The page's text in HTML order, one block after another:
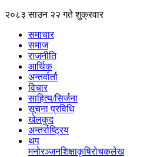
२०८३ साउन २२ गते शुक्रवार
समाचार
समाज
राजनीति
आर्थिक
अन्तर्वार्ता
विचार
साहित्य/सिर्जना
सूचना प्रविधि
खेलकुद
अन्तर्राष्ट्रिय
थप
मनोरञ्‍जनशिक्षाकृषिरोचकलेख